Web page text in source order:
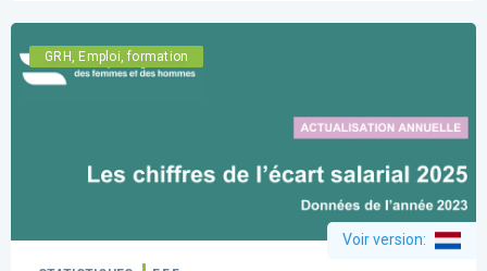
GRH, Emploi, formation
Voir version: